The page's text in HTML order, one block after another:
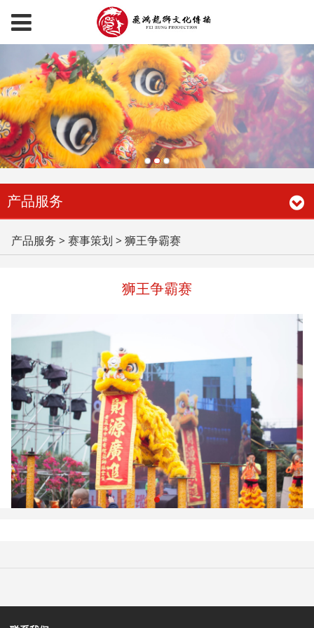
产品服务
狮王争霸赛
产品服务 >赛事策划 >狮王争霸赛
狮王争霸赛